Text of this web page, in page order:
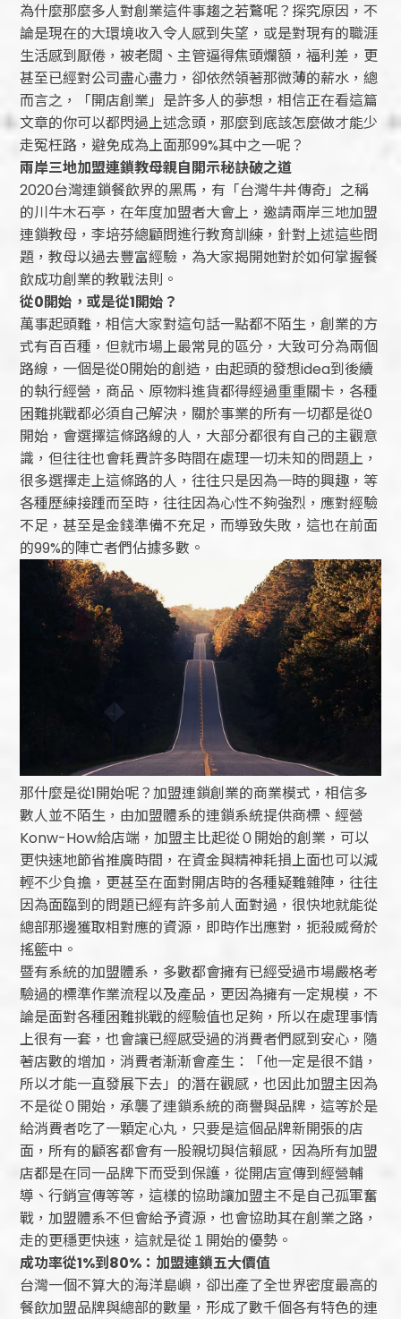
為什麼那麼多人對創業這件事趨之若鶩呢？探究原因，不
論是現在的大環境收入令人感到失望，或是對現有的職涯
生活感到厭倦，被老闆、主管逼得焦頭爛額，福利差，更
甚至已經對公司盡心盡力，卻依然領著那微薄的薪水，總
而言之，「開店創業」是許多人的夢想，相信正在看這篇
文章的你可以都閃過上述念頭，那麼到底該怎麼做才能少
走冤枉路，避免成為上面那99%其中之一呢？
兩岸三地加盟連鎖教母親自開示秘訣破之道
2020台灣連鎖餐飲界的黑馬，有「台灣牛丼傳奇」之稱
的川牛木石亭，在年度加盟者大會上，邀請兩岸三地加盟
連鎖教母，李培芬總顧問進行教育訓練，針對上述這些問
題，教母以過去豐富經驗，為大家揭開她對於如何掌握餐
飲成功創業的教戰法則。
從0開始，或是從1開始？
萬事起頭難，相信大家對這句話一點都不陌生，創業的方
式有百百種，但就市場上最常見的區分，大致可分為兩個
路線，一個是從0開始的創造，由起頭的發想idea到後續
的執行經營，商品、原物料進貨都得經過重重關卡，各種
困難挑戰都必須自己解決，關於事業的所有一切都是從0
開始，會選擇這條路線的人，大部分都很有自己的主觀意
識，但往往也會耗費許多時間在處理一切未知的問題上，
很多選擇走上這條路的人，往往只是因為一時的興趣，等
各種歷練接踵而至時，往往因為心性不夠強烈，應對經驗
不足，甚至是金錢準備不充足，而導致失敗，這也在前面
的99%的陣亡者們佔據多數。
那什麼是從1開始呢？加盟連鎖創業的商業模式，相信多
數人並不陌生，由加盟體系的連鎖系統提供商標、經營
Konw-How給店端，加盟主比起從０開始的創業，可以
更快速地節省推廣時間，在資金與精神耗損上面也可以減
輕不少負擔，更甚至在面對開店時的各種疑難雜陣，往往
因為面臨到的問題已經有許多前人面對過，很快地就能從
總部那邊獲取相對應的資源，即時作出應對，扼殺威脅於
搖籃中。
暨有系統的加盟體系，多數都會擁有已經受過市場嚴格考
驗過的標準作業流程以及產品，更因為擁有一定規模，不
論是面對各種困難挑戰的經驗值也足夠，所以在處理事情
上很有一套，也會讓已經感受過的消費者們感到安心，隨
著店數的增加，消費者漸漸會產生：「他一定是很不錯，
所以才能一直發展下去」的潛在觀感，也因此加盟主因為
不是從０開始，承襲了連鎖系統的商譽與品牌，這等於是
給消費者吃了一顆定心丸，只要是這個品牌新開張的店
面，所有的顧客都會有一股親切與信賴感，因為所有加盟
店都是在同一品牌下而受到保護，從開店宣傳到經營輔
導、行銷宣傳等等，這樣的協助讓加盟主不是自己孤軍奮
戰，加盟體系不但會給予資源，也會協助其在創業之路，
走的更穩更快速，這就是從１開始的優勢。
成功率從1%到80% ：加盟連鎖五大價值
台灣一個不算大的海洋島嶼，卻出產了全世界密度最高的
餐飲加盟品牌與總部的數量，形成了數千個各有特色的連